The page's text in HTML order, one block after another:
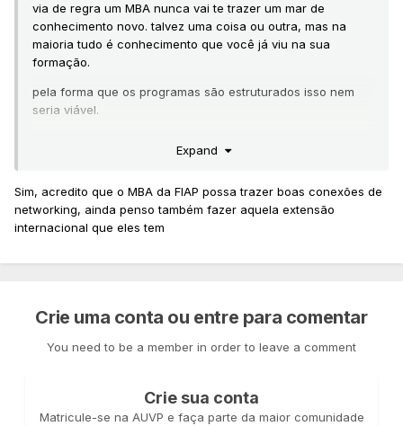
via de regra um MBA nunca vai te trazer um mar de
conhecimento novo. talvez uma coisa ou outra, mas na
maioria tudo é conhecimento que você já viu na sua
formação.
pela forma que os programas são estruturados isso nem
seria viável.
rede de contatos na área, estudos de casos em empresas
parceiras e em alguns casos até imersão para viver na
prática aquilo que se estuda.
pagam a mais por isso mas na maior parte das carreiras
Expand
Sim, acredito que o MBA da FIAP possa trazer boas conexões de
networking, ainda penso também fazer aquela extensão
internacional que eles tem
Crie uma conta ou entre para comentar
You need to be a member in order to leave a comment
Crie sua conta
Matricule-se na AUVP e faça parte da maior comunidade